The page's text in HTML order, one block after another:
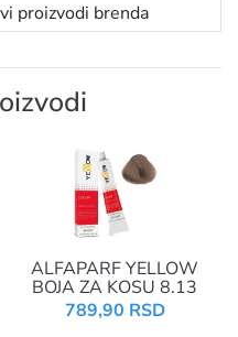
proizvodi brenda
ALFAPARF YELLOW
BOJA ZA KOSU 8.13
789,90 RSD